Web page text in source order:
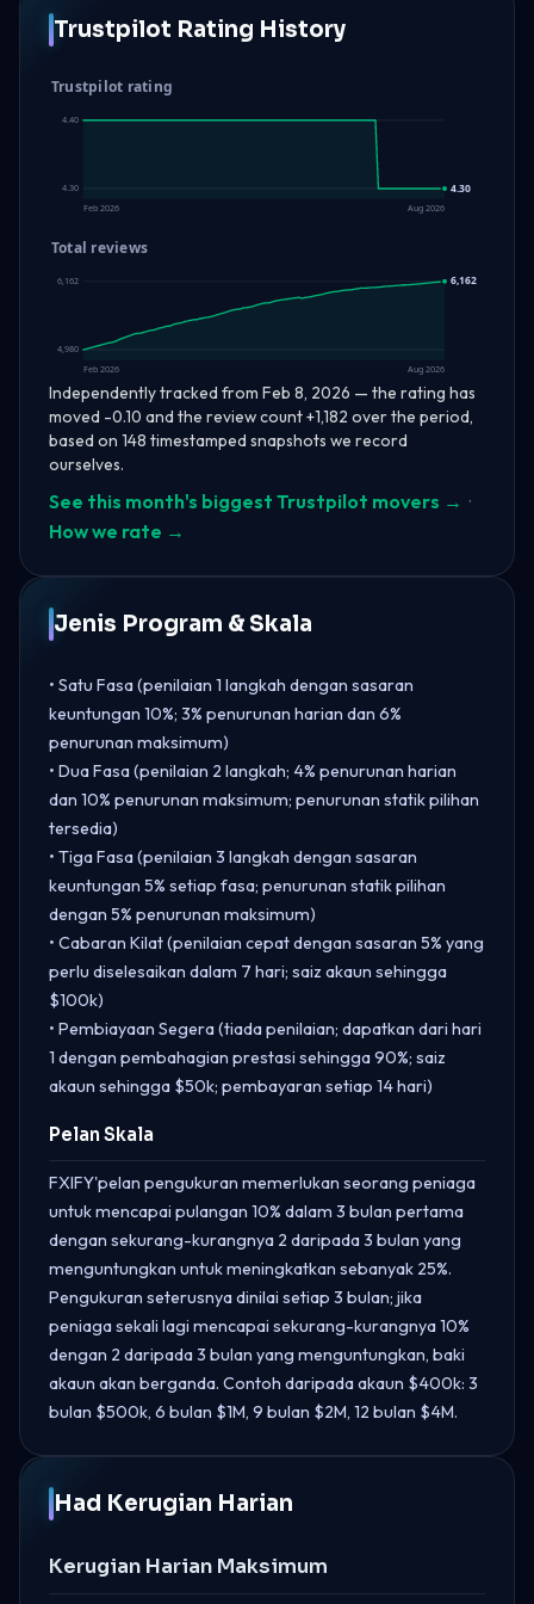
Trustpilot Rating History
Trustpilot rating
4.40
4.30 4.30
Feb 2026 Aug 2026
Total reviews
6,162
4,980
6,162
Feb 2026 Aug 2026
Independently tracked from Feb 8, 2026 — the rating has
moved -0.10 and the review count +1,182 over the period,
based on 148 timestamped snapshots we record
ourselves.
See this month's biggest Trustpilot movers → ·
How we rate →
Jenis Program & Skala
• Satu Fasa (penilaian 1 langkah dengan sasaran
keuntungan 10%; 3% penurunan harian dan 6%
penurunan maksimum)
• Dua Fasa (penilaian 2 langkah; 4% penurunan harian
dan 10% penurunan maksimum; penurunan statik pilihan
tersedia)
• Tiga Fasa (penilaian 3 langkah dengan sasaran
keuntungan 5% setiap fasa; penurunan statik pilihan
dengan 5% penurunan maksimum)
• Cabaran Kilat (penilaian cepat dengan sasaran 5% yang
perlu diselesaikan dalam 7 hari; saiz akaun sehingga
$100k)
• Pembiayaan Segera (tiada penilaian; dapatkan dari hari
1 dengan pembahagian prestasi sehingga 90%; saiz
akaun sehingga $50k; pembayaran setiap 14 hari)
Pelan Skala
FXIFY'pelan pengukuran memerlukan seorang peniaga
untuk mencapai pulangan 10% dalam 3 bulan pertama
dengan sekurang-kurangnya 2 daripada 3 bulan yang
menguntungkan untuk meningkatkan sebanyak 25%.
Pengukuran seterusnya dinilai setiap 3 bulan; jika
peniaga sekali lagi mencapai sekurang-kurangnya 10%
dengan 2 daripada 3 bulan yang menguntungkan, baki
akaun akan berganda. Contoh daripada akaun $400k: 3
bulan $500k, 6 bulan $1M, 9 bulan $2M, 12 bulan $4M.
Had Kerugian Harian
Kerugian Harian Maksimum